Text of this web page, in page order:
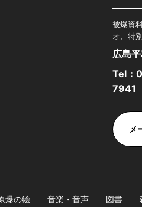
被爆資
オ、特
広島
Tel：
7941
メ
爆の絵 音楽・音声 図書